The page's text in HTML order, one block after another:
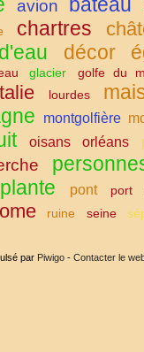
avion
chartres
décor
glacier golfe du
lourdes
montgolfière
oisans orléans
plante pont port
ruine seine
par Piwigo - Contacter le